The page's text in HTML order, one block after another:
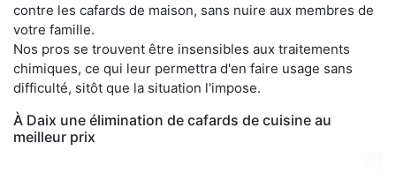
contre les cafards de maison, sans nuire aux membres de
votre famille.
Nos pros se trouvent être insensibles aux traitements
chimiques, ce qui leur permettra d'en faire usage sans
difficulté, sitôt que la situation l'impose.
À Daix une élimination de cafards de cuisine au
meilleur prix